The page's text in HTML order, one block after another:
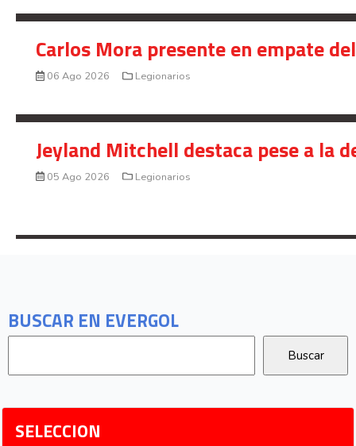
BUSCAR EN EVERGOL
SELECCION
Carlos Mora presente en empate
06 Ago 2026 Legionarios
Jeyland Mitchell destaca pese a la
05 Ago 2026 Legionarios